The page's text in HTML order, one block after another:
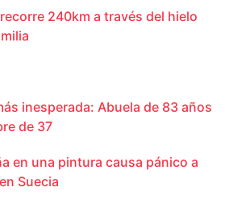
240km a través del hielo
inesperada: Abuela de 83 años
de 37
en una pintura causa pánico a
Suecia